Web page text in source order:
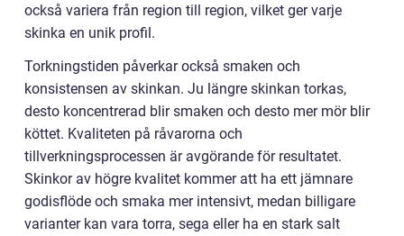
också variera från region till region, vilket ger varje
skinka en unik profil.
Torkningstiden påverkar också smaken och
konsistensen av skinkan. Ju längre skinkan torkas,
desto koncentrerad blir smaken och desto mer mör blir
köttet. Kvaliteten på råvarorna och
tillverkningsprocessen är avgörande för resultatet.
Skinkor av högre kvalitet kommer att ha ett jämnare
godisflöde och smaka mer intensivt, medan billigare
varianter kan vara torra, sega eller ha en stark salt